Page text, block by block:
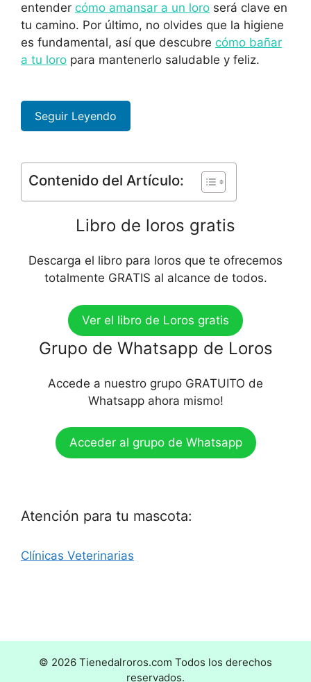
entender cómo amansar a un loro será clave en
tu camino. Por último, no olvides que la higiene
es fundamental, así que descubre cómo bañar
a tu loro para mantenerlo saludable y feliz.
Seguir Leyendo
Contenido del Artículo:
Libro de loros gratis
Descarga el libro para loros que te ofrecemos
totalmente GRATIS al alcance de todos.
Ver el libro de Loros gratis
Grupo de Whatsapp de Loros
Accede a nuestro grupo GRATUITO de
Whatsapp ahora mismo!
Acceder al grupo de Whatsapp
Atención para tu mascota:
Clínicas Veterinarias
© 2026 Tienedalroros.com Todos los derechos
reservados.